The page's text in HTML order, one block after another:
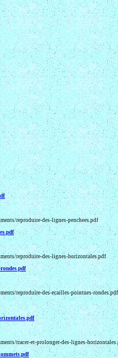
reproduire-des-lignes-penchees.pdf
reproduire-des-lignes-horizontales.pdf
reproduire-des-ecailles-pointues-rondes.pdf
tracer-et-prolonger-des-lignes-